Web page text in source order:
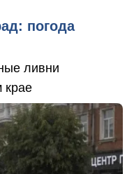
погода
ливни
крае